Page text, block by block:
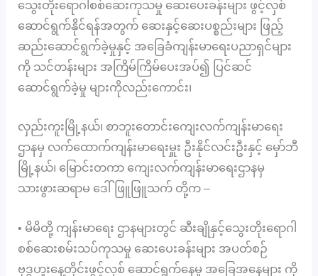
သွေးတိုးရောဂါစစ်ဆေးကုသမှု ဆေးပေးခန်းများ ဖွင့်လှစ်
ဆောင်ရွက်နိုင်ရန်အတွက် ဆေးနှင့်ဆေးပစ္စည်းများ ဖြည့်
ဆည်းဆောင်ရွက်ခဲ့မှုနှင့် အခြေခံကျန်းမာရေးပညာရှင်များ
ကို သင်တန်းများ အကြိမ်ကြိမ်ပေးအပ်၍ ပြင်ဆင်
ဆောင်ရွက်ခဲ့မှု များကိုလည်းကောင်း၊
လှည်းကူးမြို့နယ်၊ စာဘူးတောင်းကျေးလက်ကျန်းမာရေး
ဌာနမှ လက်ထောက်ကျန်းမာရေးမှူး ဦးနိုင်လင်းဦးနှင့် မှော်ဘီ
မြို့နယ်၊ မြောင်းတကာ ကျေးလက်ကျန်းမာရေးဌာနမှ
သားဖွားဆရာမ ဒေါ်ဖြူဖြူသက် တို့က –
• မိမိတို့ ကျန်းမာရေး ဌာနများတွင် ဆီးချိုနှင့်သွေးတိုးရောဂါ
စစ်ဆေးစမ်းသပ်ကုသမှု ဆေးပေးခန်းများ အပတ်စဉ်
ဗုဒ္ဓဟူးနေ့တိုင်းဖွင့်လှစ် ဆောင်ရွက်နေမှု အခြေအနေများ ကို